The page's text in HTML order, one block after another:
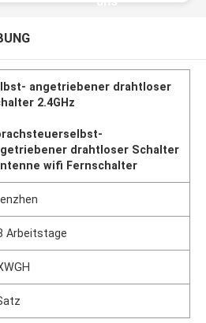
angetriebener drahtloser
2.4GHz
drahtloser Schalter
wifi Fernschalter
Arbeitstage